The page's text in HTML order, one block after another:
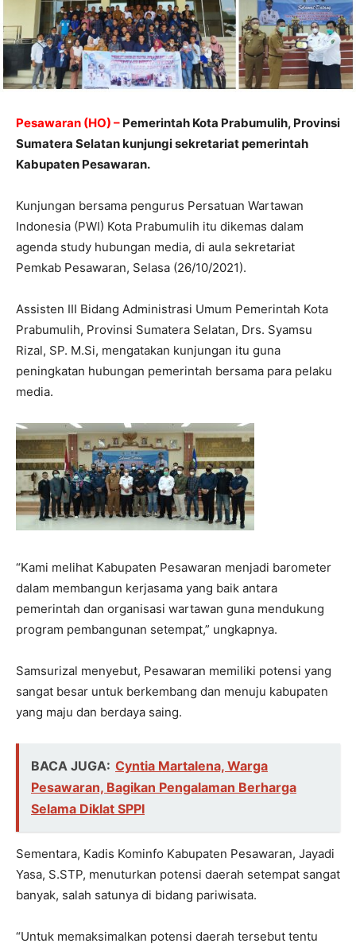
Pesawaran (HO) – Pemerintah Kota Prabumulih, Provinsi
Sumatera Selatan kunjungi sekretariat pemerintah
Kabupaten Pesawaran.
Kunjungan bersama pengurus Persatuan Wartawan
Indonesia (PWI) Kota Prabumulih itu dikemas dalam
agenda study hubungan media, di aula sekretariat
Pemkab Pesawaran, Selasa (26/10/2021).
Assisten III Bidang Administrasi Umum Pemerintah Kota
Prabumulih, Provinsi Sumatera Selatan, Drs. Syamsu
Rizal, SP. M.Si, mengatakan kunjungan itu guna
peningkatan hubungan pemerintah bersama para pelaku
media.
“Kami melihat Kabupaten Pesawaran menjadi barometer
dalam membangun kerjasama yang baik antara
pemerintah dan organisasi wartawan guna mendukung
program pembangunan setempat,” ungkapnya.
Samsurizal menyebut, Pesawaran memiliki potensi yang
sangat besar untuk berkembang dan menuju kabupaten
yang maju dan berdaya saing.
BACA JUGA: Cyntia Martalena, Warga
Pesawaran, Bagikan Pengalaman Berharga
Selama Diklat SPPI
Sementara, Kadis Kominfo Kabupaten Pesawaran, Jayadi
Yasa, S.STP, menuturkan potensi daerah setempat sangat
banyak, salah satunya di bidang pariwisata.
“Untuk memaksimalkan potensi daerah tersebut tentu